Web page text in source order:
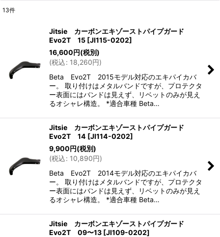
絞り込む
13件
Jitsie カーボンエキゾーストパイプガード
Evo2T 15 [JI115-0202]
16,600円(税別)
(税込: 18,260円)
Beta Evo2T 2015モデル対応のエキパイカバ
ー。 取り付けはメタルバンドですが、プロテクタ
ー表面にはバンドは見えず、リベットのみが見え
るオシャレ構造。 *適合車種 Beta…
Jitsie カーボンエキゾーストパイプガード
Evo2T 14 [JI114-0202]
9,900円(税別)
(税込: 10,890円)
Beta Evo2T 2014モデル対応のエキパイカバ
ー。 取り付けはメタルバンドですが、プロテクタ
ー表面にはバンドは見えず、リベットのみが見え
るオシャレ構造。 *適合車種 Beta…
Jitsie カーボンエキゾーストパイプガード
Evo2T 09〜13 [JI109-0202]